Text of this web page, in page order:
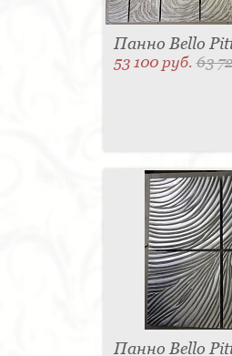
Панно Bello
53 100 руб.63
Панно Bello